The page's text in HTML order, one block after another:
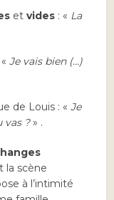
etvides : « La
«Je vais bien (…)
de Louis : «Je
vas ?» .
la scène
à l’intimité